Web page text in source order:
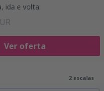
ida e volta:
Ver oferta
2 escalas